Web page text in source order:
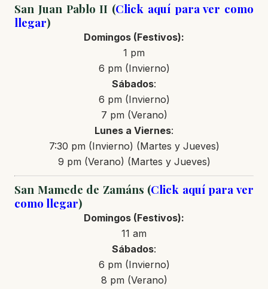
San Juan Pablo II (Click aquí para ver como
llegar)
Domingos (Festivos):
1 pm
6 pm (Invierno)
Sábados:
6 pm (Invierno)
7 pm (Verano)
Lunes a Viernes:
7:30 pm (Invierno) (Martes y Jueves)
9 pm (Verano) (Martes y Jueves)
San Mamede de Zamáns (Click aquí para ver
como llegar)
Domingos (Festivos):
11 am
Sábados:
6 pm (Invierno)
8 pm (Verano)